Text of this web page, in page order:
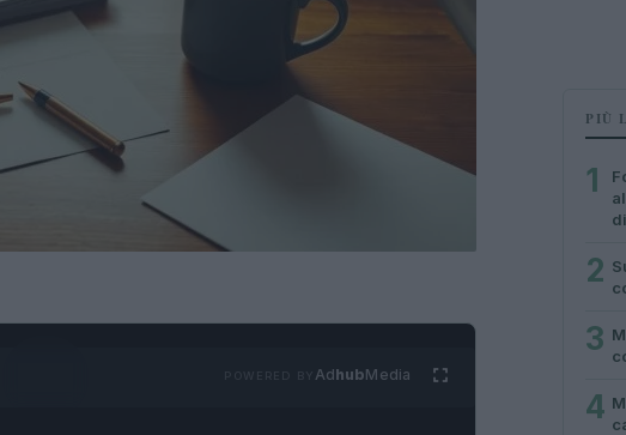
AdhubMedia
PIÙ
1
2
3
4